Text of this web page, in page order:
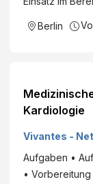
Berlin
Kardiologie
Vivantes -
Aufgaben •
•